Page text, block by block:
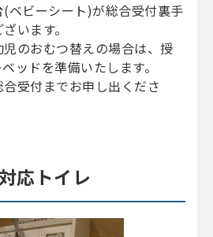
ベビーシート)が総合受付裏手
います。
のおむつ替えの場合は、授
ッドを準備いたします。
受付までお申し出くださ
応トイレ